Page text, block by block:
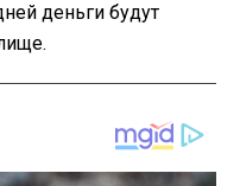
деньги будут